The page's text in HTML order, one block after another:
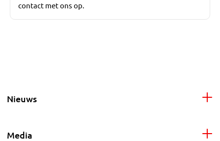
contact met ons op.
Nieuws
Media